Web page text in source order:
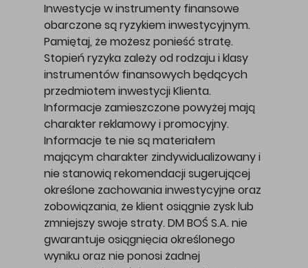
Inwestycje w instrumenty finansowe
obarczone są ryzykiem inwestycyjnym.
Pamiętaj, że możesz ponieść stratę.
Stopień ryzyka zależy od rodzaju i klasy
instrumentów finansowych będących
przedmiotem inwestycji Klienta.
Informacje zamieszczone powyżej mają
charakter reklamowy i promocyjny.
Informacje te nie są materiałem
mającym charakter zindywidualizowany i
nie stanowią rekomendacji sugerującej
określone zachowania inwestycyjne oraz
zobowiązania, że klient osiągnie zysk lub
zmniejszy swoje straty. DM BOŚ S.A. nie
gwarantuje osiągnięcia określonego
wyniku oraz nie ponosi żadnej